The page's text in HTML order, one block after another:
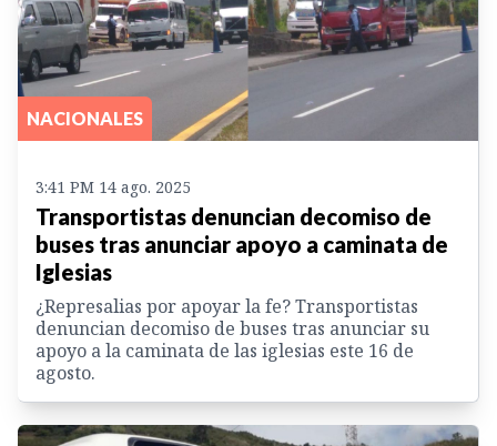
NACIONALES
3:41 PM 14 ago. 2025
Transportistas denuncian decomiso de
buses tras anunciar apoyo a caminata de
Iglesias
¿Represalias por apoyar la fe? Transportistas
denuncian decomiso de buses tras anunciar su
apoyo a la caminata de las iglesias este 16 de
agosto.